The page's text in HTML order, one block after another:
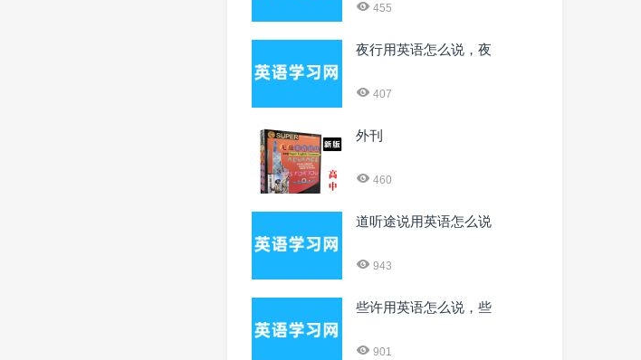
455
夜行用英语怎么说，夜
407
外刊
460
道听途说用英语怎么说
943
些许用英语怎么说，些
901